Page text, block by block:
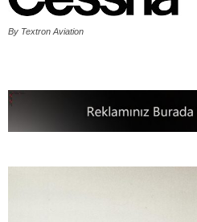
By Textron Aviation